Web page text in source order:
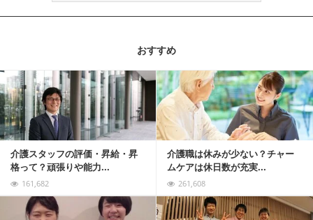
おすすめ
介護スタッフの評価・昇給・昇
格って？頑張りや能力...
161,682
介護職は休みが少ない？チャー
ムケアは休日数が充実...
261,608
記事を読む
記事を読む